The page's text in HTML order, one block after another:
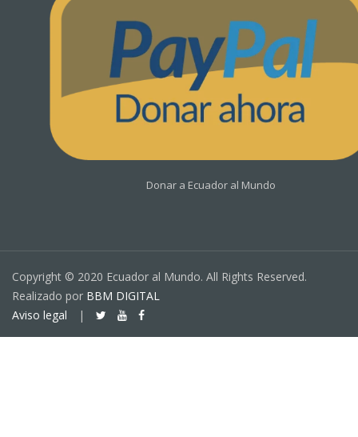
Donar a Ecuador al Mundo
Copyright © 2020 Ecuador al Mundo. All Rights Reserved.
Realizado por BBM DIGITAL
Aviso legal
|